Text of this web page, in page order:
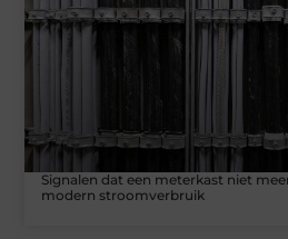
Signalen dat een meterkast niet
modern stroomverbruik